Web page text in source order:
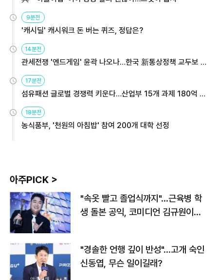
9분전
'캐시딜' 캐시워크 돈 버는 퀴즈, 정답은?
14분전
관세전쟁 '엔드게임' 윤곽 나오나…한국 新통상정책 교두보 활
용해야
17분전
섬유패션 글로벌 경쟁력 키운다…산업부 15개 과제 180억 지
원
18분전
농식품부, '천원의 아침밥' 참여 200개 대학 선정
아주PICK >
"속옷 빨고 졸업식까지"…근육병 학
생 돌본 공익, 코미디언 김규원이었
"경솔한 언행 깊이 반성"…고개 숙인
신동엽, 무슨 일이길래?